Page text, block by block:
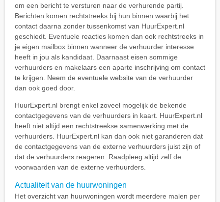
om een bericht te versturen naar de verhurende partij.
Berichten komen rechtstreeks bij hun binnen waarbij het
contact daarna zonder tussenkomst van HuurExpert.nl
geschiedt. Eventuele reacties komen dan ook rechtstreeks in
je eigen mailbox binnen wanneer de verhuurder interesse
heeft in jou als kandidaat. Daarnaast eisen sommige
verhuurders en makelaars een aparte inschrijving om contact
te krijgen. Neem de eventuele website van de verhuurder
dan ook goed door.
HuurExpert.nl brengt enkel zoveel mogelijk de bekende
contactgegevens van de verhuurders in kaart. HuurExpert.nl
heeft niet altijd een rechtstreekse samenwerking met de
verhuurders. HuurExpert.nl kan dan ook niet garanderen dat
de contactgegevens van de externe verhuurders juist zijn of
dat de verhuurders reageren. Raadpleeg altijd zelf de
voorwaarden van de externe verhuurders.
Actualiteit van de huurwoningen
Het overzicht van huurwoningen wordt meerdere malen per